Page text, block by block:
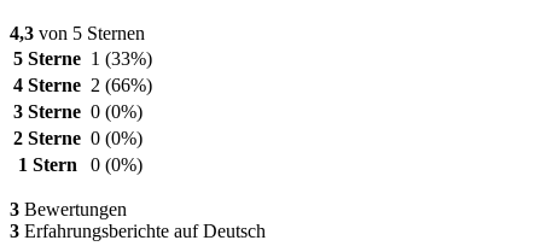
4,3 von 5 Sternen
5 Sterne 1 (33%)
4 Sterne 2 (66%)
3 Sterne 0 (0%)
2 Sterne 0 (0%)
1 Stern
0 (0%)
3 Bewertungen
3 Erfahrungsberichte auf Deutsch